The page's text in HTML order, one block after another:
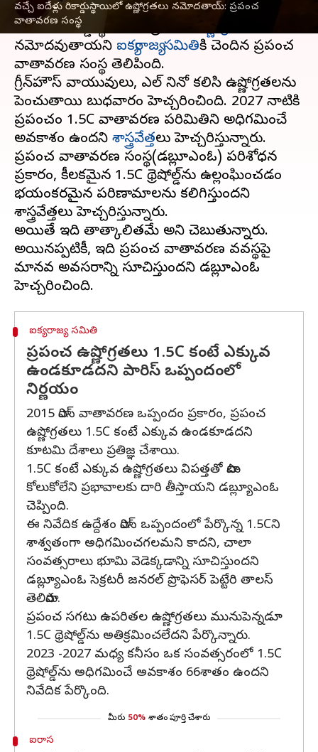
వచ్చే ఐదేళ్లు రికార్డుస్థాయిలో ఉష్ణోగ్రతలు నమోదతాయ్: ప్రపంచ
వాతావరణ సంస్థ
2023-2027 మధ్య కాలంలో అంటే వచ్చే ఐదేళ్ల
కాలంలో రికార్డుస్థాయిలో ప్రపంచఉష్ణోగ్రతలు
నమోదవుతాయని ఐక్యరాజ్య సమితికి చెందిన ప్రపంచ
వాతావరణ సంస్థ తెలిపింది.
గ్రీన్‌హౌస్ వాయువులు, ఎల్ నినో కలిసి ఉష్ణోగ్రతలను
పెంచుతాయి బుధవారం హెచ్చరించింది. 2027 నాటికి
ప్రపంచం 1.5C వాతావరణ పరిమితిని అధిగమించే
అవకాశం ఉందని శాస్త్రవేత్తలు హెచ్చరిస్తున్నారు.
ప్రపంచ వాతావరణ సంస్థ(డబ్ల్యూఎంఓ) పరిశోధన
ప్రకారం, కీలకమైన 1.5C థ్రెషోల్డ్‌ను ఉల్లంఘించడం
భయంకరమైన పరిణామాలను కలిగిస్తుందని
శాస్త్రవేత్తలు హెచ్చరిస్తున్నారు.
అయితే ఇది తాత్కాలితమే అని చెబుతున్నారు.
అయినప్పటికీ, ఇది ప్రపంచ వాతావరణ వ్యవస్థపై
మానవ అవసరాన్ని సూచిస్తుందని డబ్ల్యూఎంఓ
ఐక్యరాజ్య సమితి
ప్రపంచ ఉష్ణోగ్రతలు 1.5C కంటే ఎక్కువ
ఉండకూడదని పారిస్ ఒప్పందంలో
నిర్ణయం
2015 పారిస్ వాతావరణ ఒప్పందం ప్రకారం, ప్రపంచ
ఉష్ణోగ్రతలు 1.5C కంటే ఎక్కువ ఉండకూడదని
కూటమి దేశాలు ప్రతిజ్ఞ చేశాయి.
1.5C కంటే ఎక్కువ ఉష్ణోగ్రతలు విపత్తతో పాటు
కోలుకోలేని ప్రభావాలకు దారి తీస్తాయని డబ్ల్యూఎంఓ
చెప్పింది.
ఈ నివేదిక ఉద్దేశం పారిస్ ఒప్పందంలో పేర్కొన్న 1.5Cని
శాశ్వతంగా అధిగమించగలమని కాదని, చాలా
సంవత్సరాలు భూమి వెడెక్కడాన్ని సూచిస్తుందని
డబ్ల్యూఎంఓ సెక్రటరీ జనరల్ ప్రొఫెసర్ పెట్టేరి తాలస్
తెలిపారు.
ప్రపంచ సగటు ఉపరితల ఉష్ణోగ్రతలు మునుపెన్నడూ
1.5C థ్రెషోల్డ్‌ను అతిక్రమించలేదని పేర్కొన్నారు.
2023 -2027 మధ్య కనీసం ఒక సంవత్సరంలో 1.5C
థ్రెషోల్డ్‌ను అధిగమించే అవకాశం 66శాతం ఉందని
నివేదిక పేర్కొంది.
మీరు 50% శాతం పూర్తి చేశారు
ఐరాస